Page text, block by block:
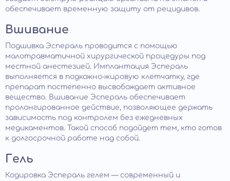
обеспечивает временную защиту от рецидивов.
Вшивание
Подшивка Эспераль проводится с помощью
малотравматичной хирургической процедуры под
местной анестезией. Имплантация Эспераль
выполняется в подкожно-жировую клетчатку, где
препарат постепенно высвобождает активное
вещество. Вшивание Эспераль обеспечивает
пролонгированное действие, позволяющее держать
зависимость под контролем без ежедневных
медикаментов. Такой способ подойдет тем, кто готов
к долгосрочной работе над собой.
Гель
Кодировка Эспераль гелем — современный и